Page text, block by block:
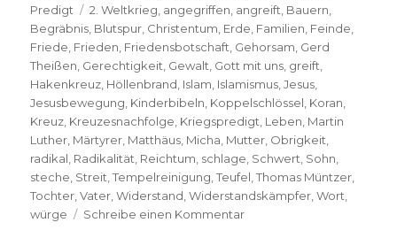
am
Predigt
Schlagwörter
2. Weltkrieg, angegriffen, angreift, Bauern,
Begräbnis, Blutspur, Christentum, Erde, Familien, Feinde,
Friede, Frieden, Friedensbotschaft, Gehorsam, Gerd
Theißen, Gerechtigkeit, Gewalt, Gott mit uns, greift,
Hakenkreuz, Höllenbrand, Islam, Islamismus,Jesus,
Jesusbewegung, Kinderbibeln, Koppelschlössel, Koran,
Kreuz, Kreuzesnachfolge, Kriegspredigt, Leben, Martin
Luther, Märtyrer, Matthäus, Micha, Mutter, Obrigkeit,
radikal, Radikalität, Reichtum, schlage, Schwert, Sohn,
steche, Streit,Tempelreinigung,Teufel,Thomas Müntzer,
Tochter,Vater,Widerstand,Widerstandskämpfer,Wort,
würge
Schreibe einen Kommentarzu